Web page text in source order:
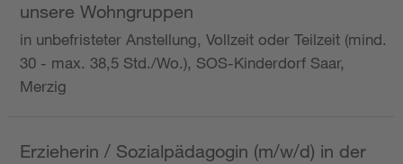
unsere Wohngruppen
in unbefristeter Anstellung, Vollzeit oder Teilzeit (mind.
30 - max. 38,5 Std./Wo.), SOS-Kinderdorf Saar,
Merzig
Erzieherin / Sozialpädagogin (m/w/d) in der